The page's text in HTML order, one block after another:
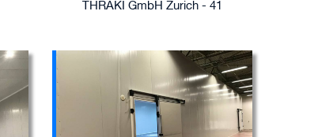
THRAKI GmbH Zurich - 41